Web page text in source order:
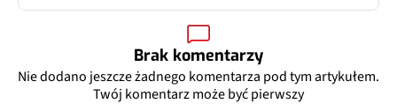
Brak komentarzy
Nie dodano jeszcze żadnego komentarza pod tym artykułem.
Twój komentarz może być pierwszy